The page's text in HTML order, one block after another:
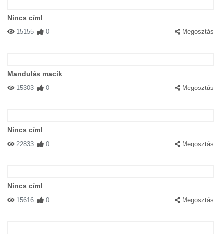
Nincs cím!
15155 0 Megosztás
Mandulás macik
15303 0 Megosztás
Nincs cím!
22833 0 Megosztás
Nincs cím!
15616 0 Megosztás